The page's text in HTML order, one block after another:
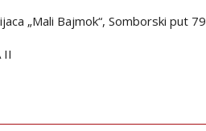
„Mali Bajmok“, Somborski put 79
II